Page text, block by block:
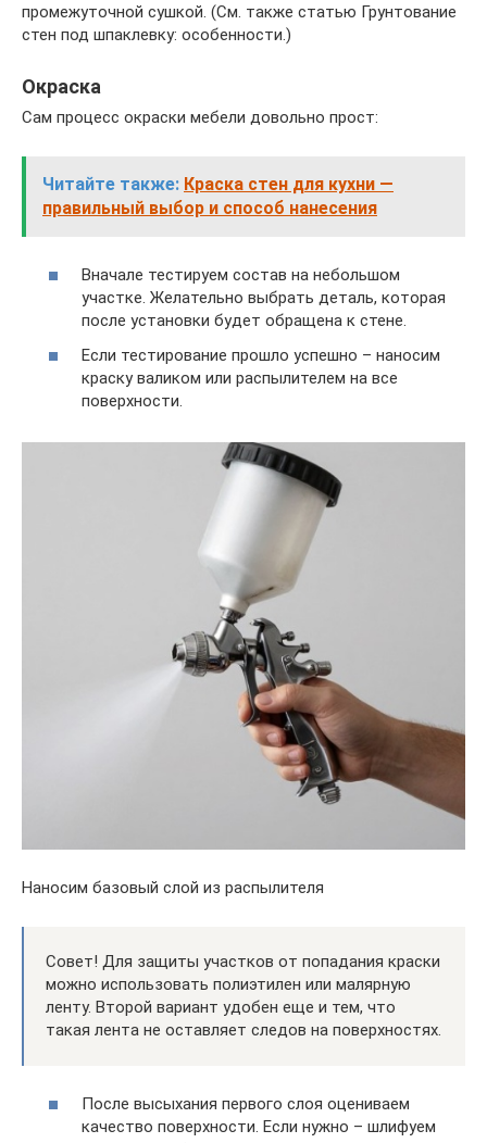
промежуточной сушкой. (См. также статью Грунтование
стен под шпаклевку: особенности.)
Окраска
Сам процесс окраски мебели довольно прост:
Читайте также: Краска стен для кухни —
правильный выбор и способ нанесения
Вначале тестируем состав на небольшом
участке. Желательно выбрать деталь, которая
после установки будет обращена к стене.
Если тестирование прошло успешно – наносим
краску валиком или распылителем на все
поверхности.
Наносим базовый слой из распылителя
Совет! Для защиты участков от попадания краски
можно использовать полиэтилен или малярную
ленту. Второй вариант удобен еще и тем, что
такая лента не оставляет следов на поверхностях.
После высыхания первого слоя оцениваем
качество поверхности. Если нужно – шлифуем